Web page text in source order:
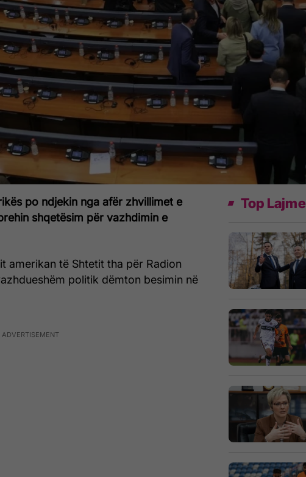
po ndjekin nga afër zhvillimet e
shqetësim për vazhdimin e
amerikan të Shtetit tha për Radion
politik dëmton besimin në
Top Lajme